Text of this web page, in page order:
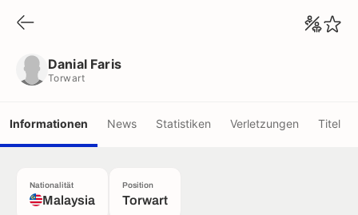
Danial Faris
Torwart
Informationen News Statistiken Verletzungen Titel
Nationalität
Malaysia
Position
Torwart